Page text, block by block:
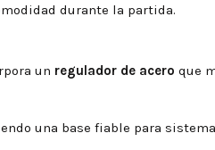
durante la partida.
un regulador de acero que
una base fiable para